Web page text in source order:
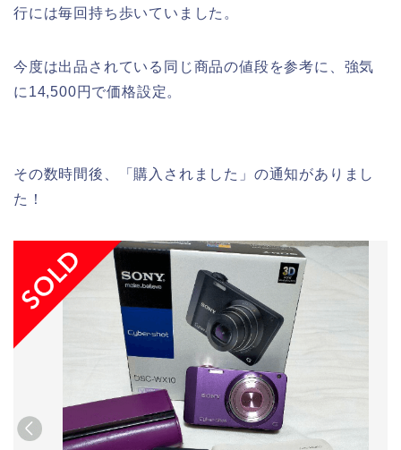
行には毎回持ち歩いていました。
今度は出品されている同じ商品の値段を参考に、強気
に14,500円で価格設定。
その数時間後、「購入されました」の通知がありまし
た！